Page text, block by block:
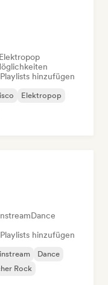
Elektropop
hinzufügen
Elektropop
Dance
hinzufügen
Dance
Rock